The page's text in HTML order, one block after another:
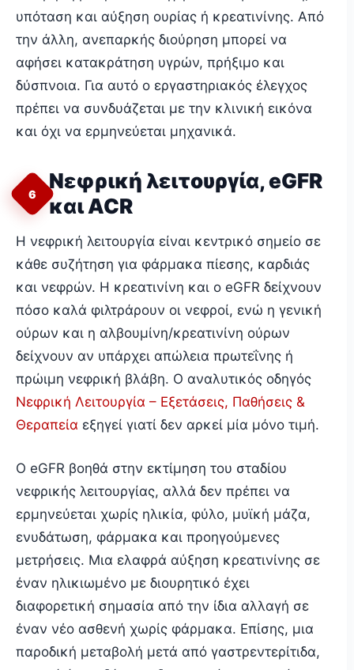
υπόταση και αύξηση ουρίας ή κρεατινίνης. Από
την άλλη, ανεπαρκής διούρηση μπορεί να
αφήσει κατακράτηση υγρών, πρήξιμο και
δύσπνοια. Για αυτό ο εργαστηριακός έλεγχος
πρέπει να συνδυάζεται με την κλινική εικόνα
και όχι να ερμηνεύεται μηχανικά.
6
Νεφρική λειτουργία, eGFR
και ACR
Η νεφρική λειτουργία είναι κεντρικό σημείο σε
κάθε συζήτηση για φάρμακα πίεσης, καρδιάς
και νεφρών. Η κρεατινίνη και ο eGFR δείχνουν
πόσο καλά φιλτράρουν οι νεφροί, ενώ η γενική
ούρων και η αλβουμίνη/κρεατινίνη ούρων
δείχνουν αν υπάρχει απώλεια πρωτεΐνης ή
πρώιμη νεφρική βλάβη. Ο αναλυτικός οδηγός
Νεφρική Λειτουργία – Εξετάσεις, Παθήσεις &
Θεραπεία εξηγεί γιατί δεν αρκεί μία μόνο τιμή.
Ο eGFR βοηθά στην εκτίμηση του σταδίου
νεφρικής λειτουργίας, αλλά δεν πρέπει να
ερμηνεύεται χωρίς ηλικία, φύλο, μυϊκή μάζα,
ενυδάτωση, φάρμακα και προηγούμενες
μετρήσεις. Μια ελαφρά αύξηση κρεατινίνης σε
έναν ηλικιωμένο με διουρητικό έχει
διαφορετική σημασία από την ίδια αλλαγή σε
έναν νέο ασθενή χωρίς φάρμακα. Επίσης, μια
παροδική μεταβολή μετά από γαστρεντερίτιδα,